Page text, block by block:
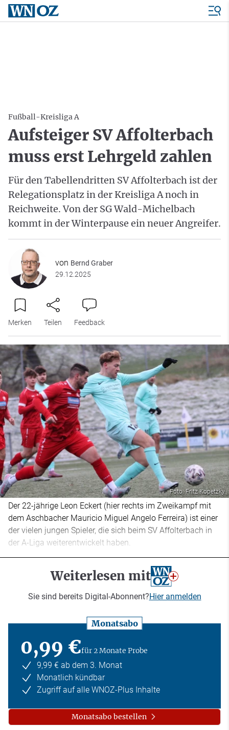
Fußball-Kreisliga A
Aufsteiger SV Affolterbach
muss erst Lehrgeld zahlen
Für den Tabellendritten SV Affolterbach ist der
Relegationsplatz in der Kreisliga A noch in
Reichweite. Von der SG Wald-Michelbach
kommt in der Winterpause ein neuer Angreifer.
von Bernd Graber
29.12.2025
Merken Teilen Feedback
Foto: Fritz Kopetzky
Der 22-jährige Leon Eckert (hier rechts im Zweikampf mit
dem Aschbacher Mauricio Miguel Angelo Ferreira) ist einer
der vielen jungen Spieler, die sich beim SV Affolterbach in
der A-Liga weiterentwickelt haben.
Weiterlesen mit
Sie sind bereits Digital-Abonnent?Hier anmelden
Monatsabo
0,99 €für 2 Monate Probe
9,99 € ab dem 3. Monat
Monatlich kündbar
Zugriff auf alle WNOZ-Plus Inhalte
Monatsabo bestellen